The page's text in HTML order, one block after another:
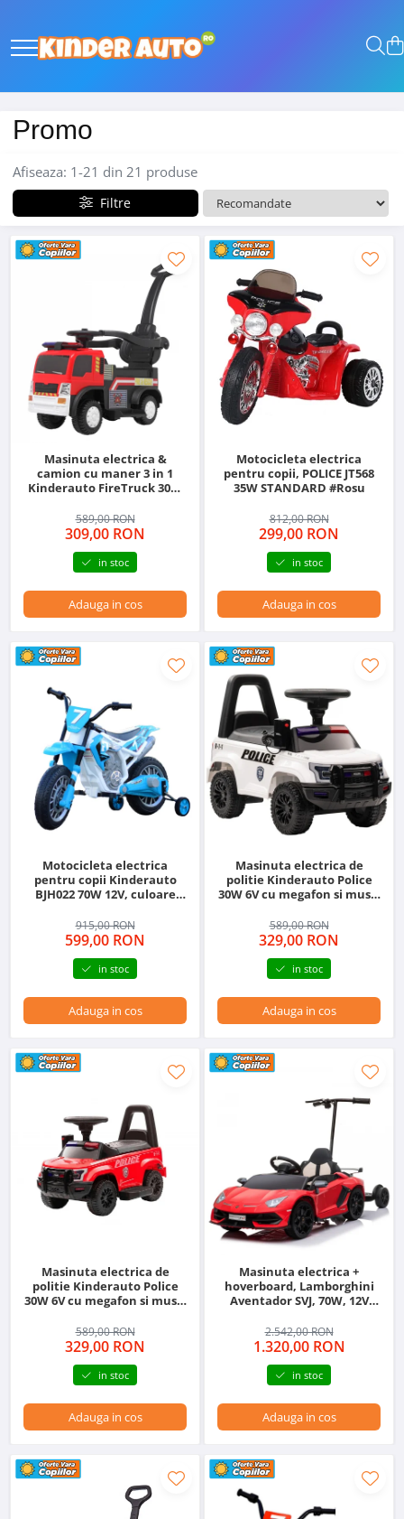
Promo
Afiseaza: 1-21 din 21 produse
Filtre
Masinuta electrica &
camion cu maner 3 in 1
Kinderauto FireTruck 30W
player
589,00 RON
309,00 RON
in stoc
Adauga in cos
Motocicleta electrica
pentru copii, POLICE JT568
35W STANDARD #Rosu
812,00 RON
299,00 RON
in stoc
Adauga in cos
Motocicleta electrica
pentru copii Kinderauto
BJH022 70W 12V, culoare
915,00 RON
599,00 RON
in stoc
Adauga in cos
Masinuta electrica de
politie Kinderauto Police
30W 6V cu megafon si music
Alb
589,00 RON
329,00 RON
in stoc
Adauga in cos
Masinuta electrica de
politie Kinderauto Police
30W 6V cu megafon si music
Rosu
589,00 RON
329,00 RON
in stoc
Adauga in cos
Masinuta electrica +
hoverboard, Lamborghini
Aventador SVJ, 70W, 12V
2.542,00 RON
1.320,00 RON
in stoc
Adauga in cos